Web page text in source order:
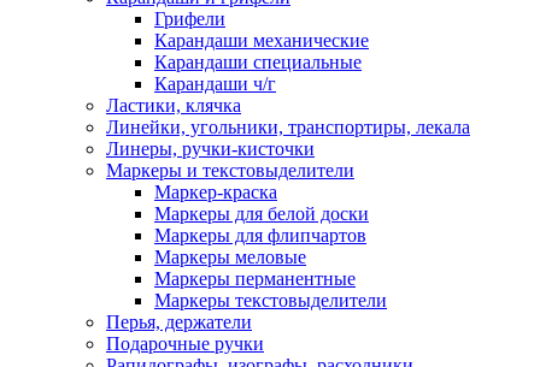
Грифели
Карандаши механические
Карандаши специальные
Карандаши ч/г
Ластики, клячка
Линейки, угольники, транспортиры, лекала
Линеры, ручки-кисточки
Маркеры и текстовыделители
Маркер-краска
Маркеры для белой доски
Маркеры для флипчартов
Маркеры меловые
Маркеры перманентные
Маркеры текстовыделители
Перья, держатели
Подарочные ручки